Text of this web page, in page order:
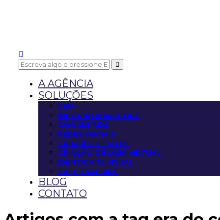
A AGÊNCIA
SOLUÇÕES
SEO
INBOUND MARKETING
GOOGLE ADS
REDES SOCIAIS
CRIAÇÃO DE SITES
CRIAÇÃO DE LOJA VIRTUAL
IDENTIDADE VISUAL
CALL TRACKING
BLOG
CONTATO